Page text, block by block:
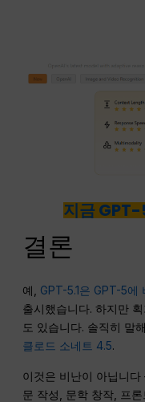
지금 GPT-
결론
예, GPT-5.1은 GPT-5에
출시했습니다. 하지만
도 있습니다. 솔직히 말
클로드 소네트 4.5.
이것은 비난이 아닙니
문 작성, 문학 창작, 프